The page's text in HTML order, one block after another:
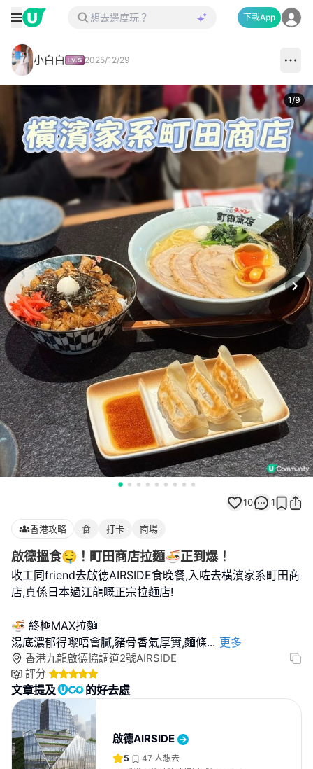
下載App
小白白 2025/12/29
1/9
10 1
香港攻略 食 打卡 商場
啟德搵食🤤！町田商店拉麵🍜正到爆！
收工同friend去啟德AIRSIDE食晚餐,入咗去橫濱家系町田商
店,真係日本過江龍嘅正宗拉麵店!
🍜 終極MAX拉麵
湯底濃郁得嚟唔會膩,豬骨香氣厚實,麵條... 更多
香港九龍啟德協調道2號AIRSIDE
評分
文章提及 的好去處
啟德AIRSIDE
5 47 人想去